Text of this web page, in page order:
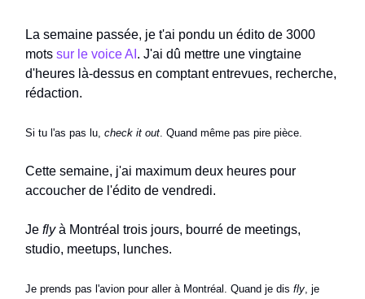
La semaine passée, je t'ai pondu un édito de 3000
mots sur le voice AI . J'ai dû mettre une vingtaine
d'heures là-dessus en comptant entrevues, recherche,
rédaction.
Si tu l'as pas lu, check it out. Quand même pas pire pièce.
Cette semaine, j'ai maximum deux heures pour
accoucher de l'édito de vendredi.
Je flyà Montréal trois jours, bourré de meetings,
studio, meetups, lunches.
Je prends pas l'avion pour aller à Montréal. Quand je dis fly, je